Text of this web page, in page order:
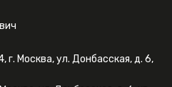
г. Москва, ул. Донбасская, д. 6,